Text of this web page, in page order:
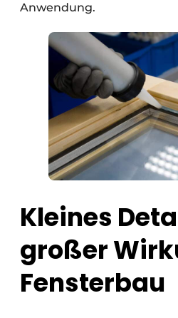
Anwendung.
Kleines
großer
Fensterbau